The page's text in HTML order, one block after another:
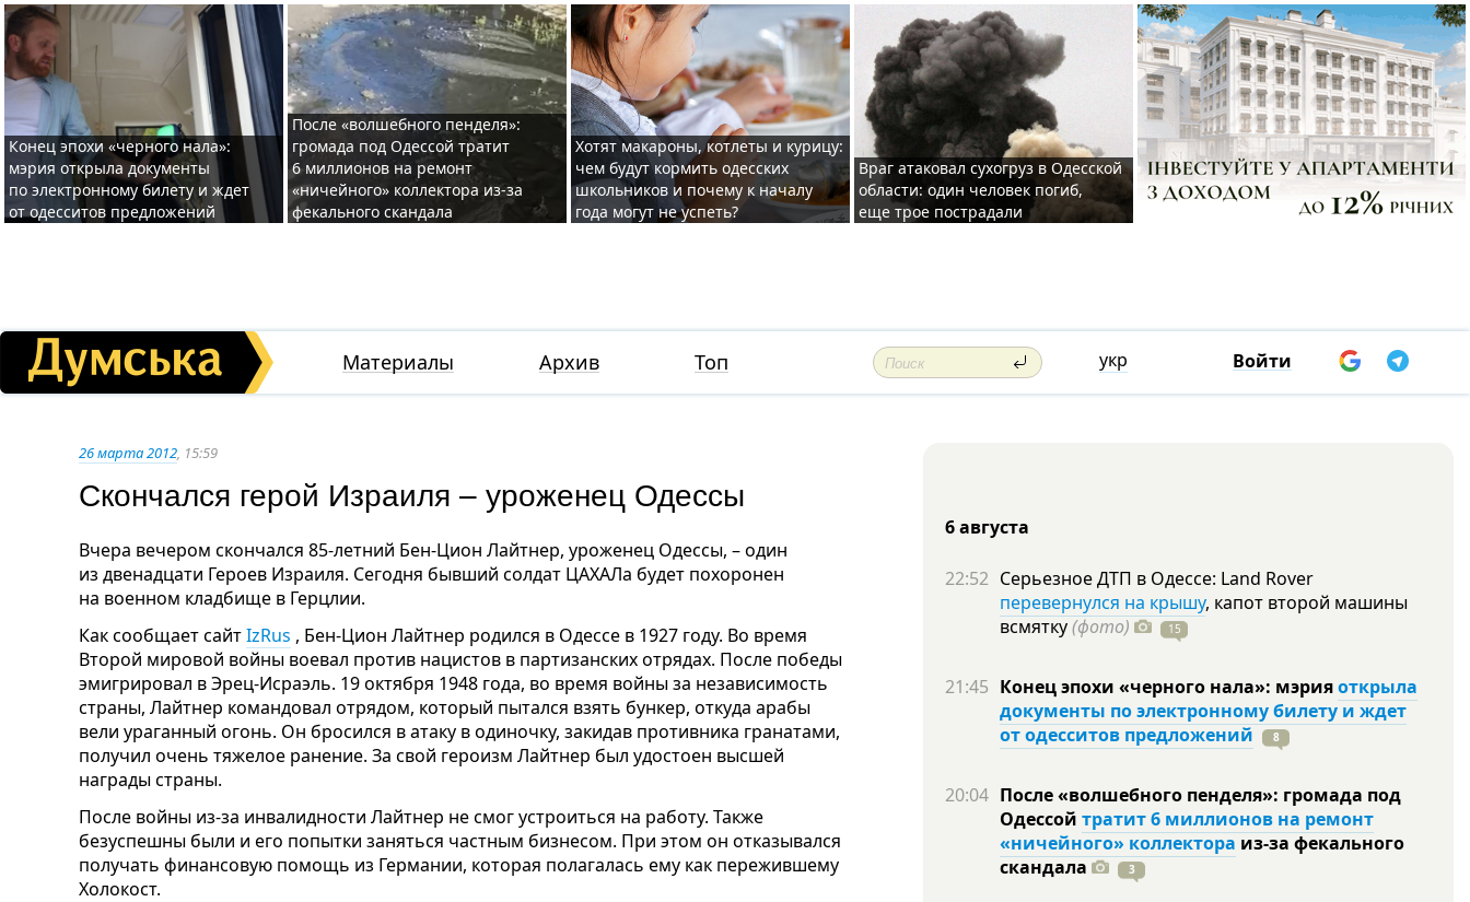
Конец эпохи «черного нала»:
мэрия открыла документы
по электронному билету и ждет
от одесситов предложений
После «волшебного пенделя»:
громада под Одессой тратит
6 миллионов на ремонт
«ничейного» коллектора из-за
фекального скандала
Хотят макароны, котлеты и курицу:
чем будут кормить одесских
школьников и почему к началу
года могут не успеть?
Враг атаковал сухогруз в Одесской
области: один человек погиб,
еще трое пострадали
Материалы Архив Топ укр Войти
26 марта 2012, 15:59
Скончался герой Израиля – уроженец Одессы
Вчера вечером скончался 85-летний Бен-Цион Лайтнер, уроженец Одессы, – один
из двенадцати Героев Израиля. Сегодня бывший солдат ЦАХАЛа будет похоронен
на военном кладбище в Герцлии.
Как сообщает сайтIzRus , Бен-Цион Лайтнер родился в Одессе в 1927 году. Во время
Второй мировой войны воевал против нацистов в партизанских отрядах. После победы
эмигрировал в Эрец-Исраэль. 19 октября 1948 года, во время войны за независимость
страны, Лайтнер командовал отрядом, который пытался взять бункер, откуда арабы
вели ураганный огонь. Он бросился в атаку в одиночку, закидав противника гранатами,
получил очень тяжелое ранение. За свой героизм Лайтнер был удостоен высшей
награды страны.
После войны из-за инвалидности Лайтнер не смог устроиться на работу. Также
безуспешны были и его попытки заняться частным бизнесом. При этом он отказывался
получать финансовую помощь из Германии, которая полагалась ему как пережившему
Холокост.
6 августа
22:52 Серьезное ДТП в Одессе: Land Rover
перевернулся на крышу, капот второй машины
всмятку(фото) 15
21:45 Конец эпохи «черного нала»: мэрияоткрыла
документы по электронному билету и ждет
от одесситов предложений
8
20:04 После «волшебного пенделя»: громада под
Одессой тратит 6 миллионов на ремонт
«ничейного» коллектора из-за фекального
скандала
3